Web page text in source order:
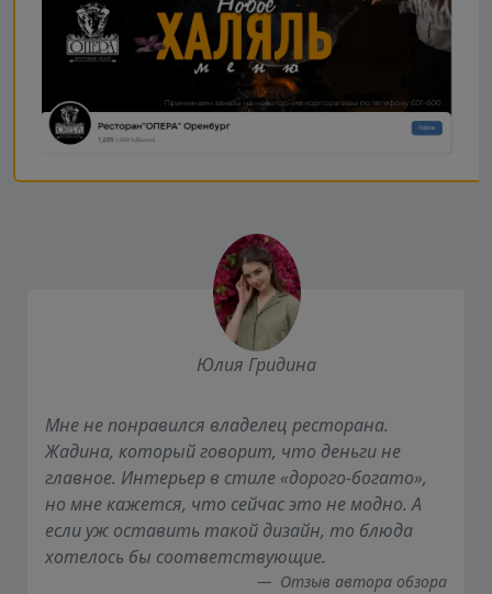
Юлия Гридина
Мне не понравился владелец ресторана.
Жадина, который говорит, что деньги не
главное. Интерьер в стиле «дорого-богато»,
но мне кажется, что сейчас это не модно. А
если уж оставить такой дизайн, то блюда
хотелось бы соответствующие.
Отзыв автора обзора